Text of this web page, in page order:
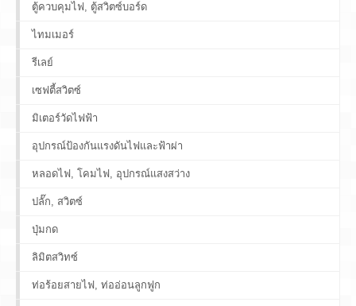
ตู้ควบคุมไฟ, ตู้สวิตซ์บอร์ด
ไทมเมอร์
รีเลย์
เซฟตี้สวิตซ์
มิเตอร์วัดไฟฟ้า
อุปกรณ์ป้องกันแรงดันไฟและฟ้าผ่า
หลอดไฟ, โคมไฟ, อุปกรณ์แสงสว่าง
ปลั๊ก, สวิตซ์
ปุ่มกด
ลิมิตสวิทซ์
ท่อร้อยสายไฟ, ท่ออ่อนลูกฟูก